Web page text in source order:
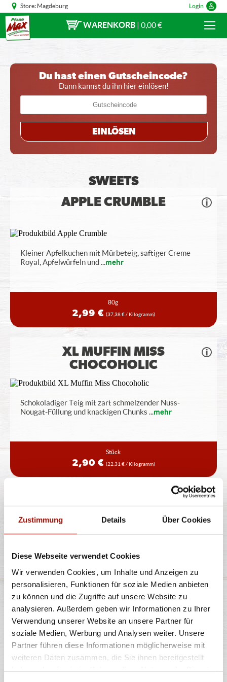
Zustimmung Details Über Cookies
Diese Webseite verwendet Cookies
Wir verwenden Cookies, um Inhalte und Anzeigen zu
personalisieren, Funktionen für soziale Medien anbieten
zu können und die Zugriffe auf unsere Website zu
analysieren. Außerdem geben wir Informationen zu Ihrer
Verwendung unserer Website an unsere Partner für
soziale Medien, Werbung und Analysen weiter. Unsere
Partner führen diese Informationen möglicherweise mit
weiteren Daten zusammen, die Sie ihnen bereitgestellt
Store: Magdeburg Login
WARENKORB | 0,00 €
Du hast einen Gutscheincode?
Dann kannst du ihn hier einlösen!
EINLÖSEN
SWEETS
APPLE CRUMBLE
Kleiner Apfelkuchen mit Mürbeteig, saftiger Creme
Royal, Apfelwürfeln und...mehr
80g
2,99 € (37,38 € / Kilogramm)
XL MUFFIN MISS
CHOCOHOLIC
Schokoladiger Teig mit zart schmelzender Nuss-
Nougat-Füllung und knackigen Chunks ...mehr
Stück
2,90 € (22,31 € / Kilogramm)
italienisches Dessert mit Mascarponecreme, Biskuit
und Kaffee und Kakao (ohne...mehr
90g
3,99 €(44,33 € / Kilogramm)